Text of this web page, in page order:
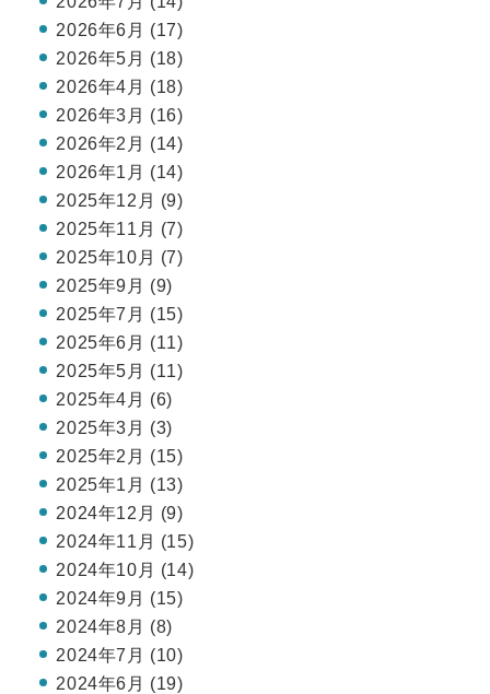
2026年6月 (17)
2026年5月 (18)
2026年4月 (18)
2026年3月 (16)
2026年2月 (14)
2026年1月 (14)
2025年12月 (9)
2025年11月 (7)
2025年10月 (7)
2025年9月 (9)
2025年7月 (15)
2025年6月 (11)
2025年5月 (11)
2025年4月 (6)
2025年3月 (3)
2025年2月 (15)
2025年1月 (13)
2024年12月 (9)
2024年11月 (15)
2024年10月 (14)
2024年9月 (15)
2024年8月 (8)
2024年7月 (10)
2024年6月 (19)